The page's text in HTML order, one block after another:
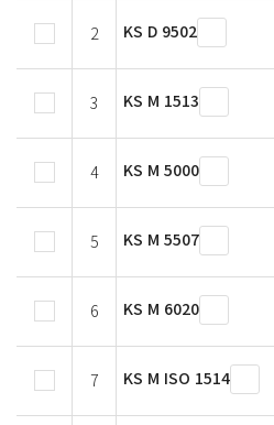
2 KS D 9502
3 KS M 1513
4 KS M 5000
5 KS M 5507
6 KS M 6020
7 KS M ISO 1514